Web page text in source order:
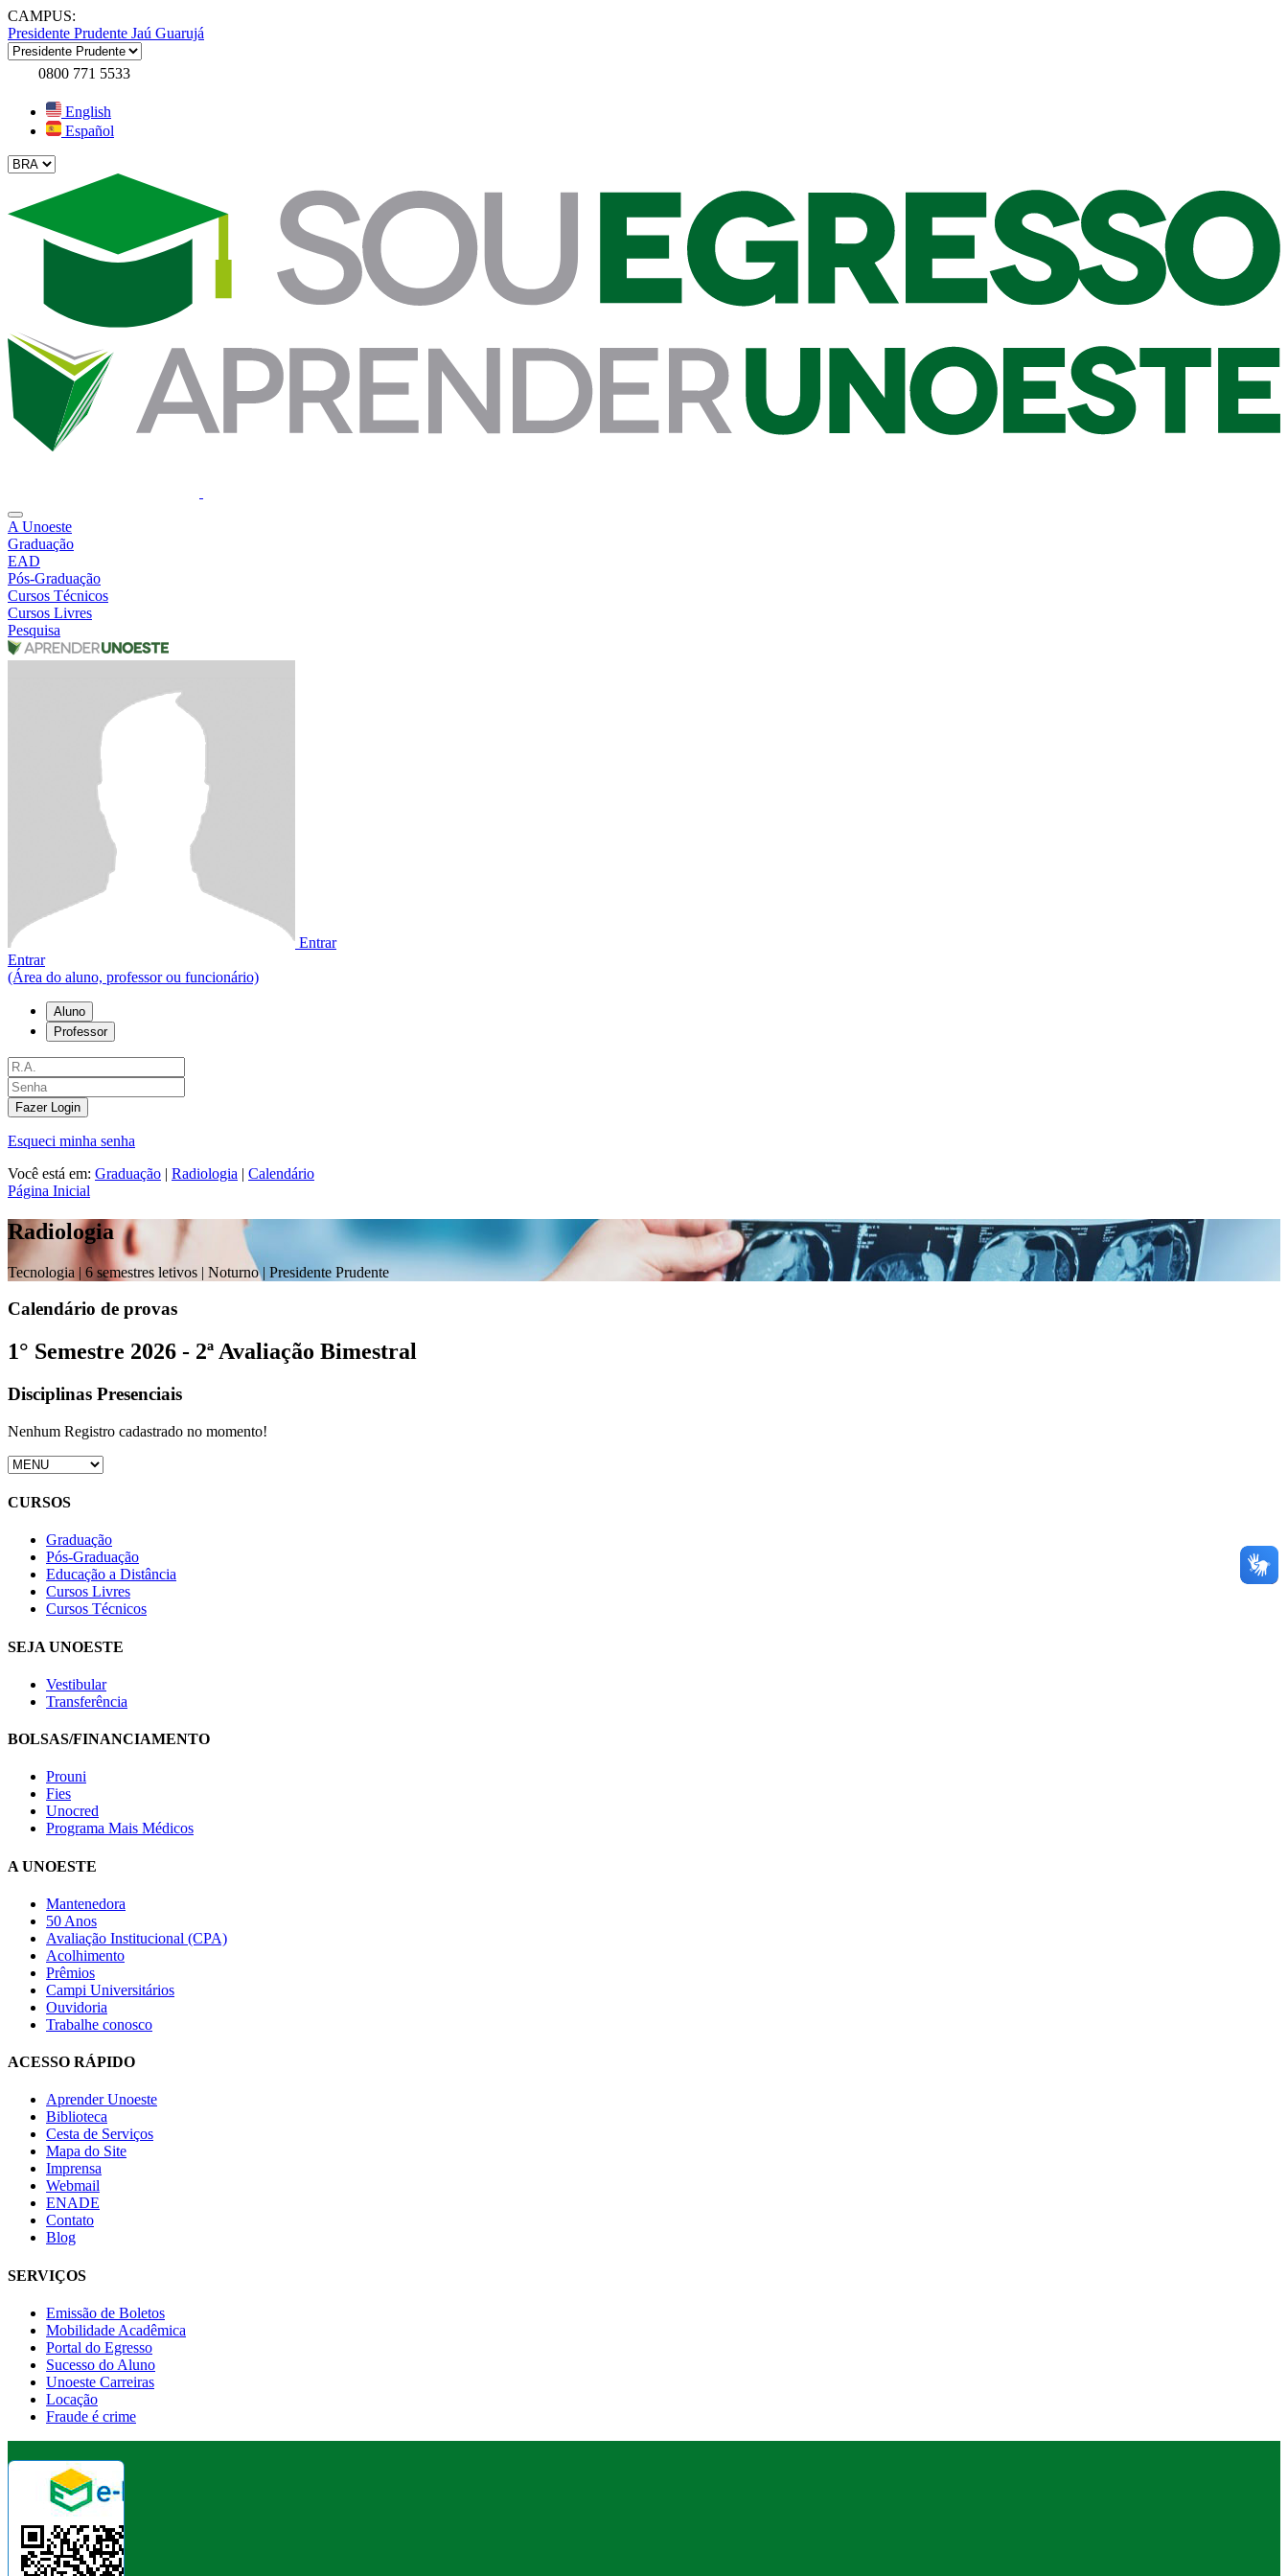
CAMPUS:
Presidente Prudente Jaú Guarujá
0800 771 5533
English
Español
A Unoeste
Graduação
EAD
Pós-Graduação
Cursos Técnicos
Cursos Livres
Pesquisa
Entrar
Entrar
(Área do aluno, professor ou funcionário)
Aluno
Professor
Fazer Login
Esqueci minha senha
Você está em: Graduação | Radiologia | Calendário
Página Inicial
Radiologia
Tecnologia | 6 semestres letivos | Noturno| Presidente Prudente
Calendário de provas
1° Semestre 2026 - 2ª Avaliação Bimestral
Disciplinas Presenciais
Nenhum Registro cadastrado no momento!
CURSOS
Graduação
Pós-Graduação
Educação a Distância
Cursos Livres
Cursos Técnicos
SEJA UNOESTE
Vestibular
Transferência
BOLSAS/FINANCIAMENTO
Prouni
Fies
Unocred
Programa Mais Médicos
A UNOESTE
Mantenedora
50 Anos
Avaliação Institucional (CPA)
Acolhimento
Prêmios
Campi Universitários
Ouvidoria
Trabalhe conosco
ACESSO RÁPIDO
Aprender Unoeste
Biblioteca
Cesta de Serviços
Mapa do Site
Imprensa
Webmail
ENADE
Contato
Blog
SERVIÇOS
Emissão de Boletos
Mobilidade Acadêmica
Portal do Egresso
Sucesso do Aluno
Unoeste Carreiras
Locação
Fraude é crime